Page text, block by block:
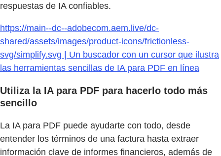
respuestas de IA confiables.
https://main--dc--adobecom.aem.live/dc-
shared/assets/images/product-icons/frictionless-
svg/simplify.svg | Un buscador con un cursor que ilustra
las herramientas sencillas de IA para PDF en línea
Utiliza la IA para PDF para hacerlo todo más
sencillo
La IA para PDF puede ayudarte con todo, desde
entender los términos de una factura hasta extraer
información clave de informes financieros, además de